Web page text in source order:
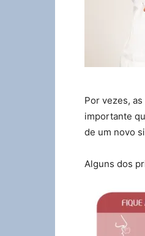
Por vezes,
importante
de um novo
Alguns dos